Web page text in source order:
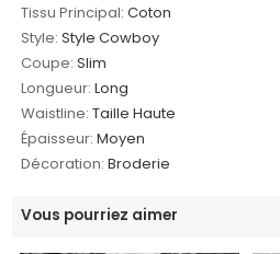
Tissu Principal: Coton
Style: Style Cowboy
Coupe: Slim
Longueur: Long
Waistline: Taille Haute
Épaisseur: Moyen
Décoration: Broderie
Vous pourriez aimer